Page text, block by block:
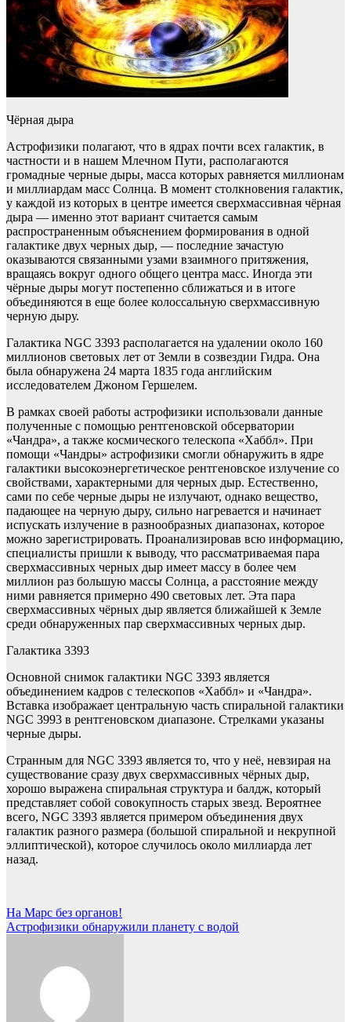
Чёрная дыра
Астрофизики полагают, что в ядрах почти всех галактик, в
частности и в нашем Млечном Пути, располагаются
громадные черные дыры, масса которых равняется миллионам
и миллиардам масс Солнца. В момент столкновения галактик,
у каждой из которых в центре имеется сверхмассивная чёрная
дыра — именно этот вариант считается самым
распространенным объяснением формирования в одной
галактике двух черных дыр, — последние зачастую
оказываются связанными узами взаимного притяжения,
вращаясь вокруг одного общего центра масс. Иногда эти
чёрные дыры могут постепенно сближаться и в итоге
объединяются в еще более колоссальную сверхмассивную
черную дыру.
Галактика NGC 3393 располагается на удалении около 160
миллионов световых лет от Земли в созвездии Гидра. Она
была обнаружена 24 марта 1835 года английским
исследователем Джоном Гершелем.
В рамках своей работы астрофизики использовали данные
полученные с помощью рентгеновской обсерватории
«Чандра», а также космического телескопа «Хаббл». При
помощи «Чандры» астрофизики смогли обнаружить в ядре
галактики высокоэнергетическое рентгеновское излучение со
свойствами, характерными для черных дыр. Естественно,
сами по себе черные дыры не излучают, однако вещество,
падающее на черную дыру, сильно нагревается и начинает
испускать излучение в разнообразных диапазонах, которое
можно зарегистрировать. Проанализировав всю информацию,
специалисты пришли к выводу, что рассматриваемая пара
сверхмассивных черных дыр имеет массу в более чем
миллион раз большую массы Солнца, а расстояние между
ними равняется примерно 490 световых лет. Эта пара
сверхмассивных чёрных дыр является ближайшей к Земле
среди обнаруженных пар сверхмассивных черных дыр.
Галактика 3393
Основной снимок галактики NGC 3393 является
объединением кадров с телескопов «Хаббл» и «Чандра».
Вставка изображает центральную часть спиральной галактики
NGC 3993 в рентгеновском диапазоне. Стрелками указаны
черные дыры.
Странным для NGC 3393 является то, что у неё, невзирая на
существование сразу двух сверхмассивных чёрных дыр,
хорошо выражена спиральная структура и балдж, который
представляет собой совокупность старых звезд. Вероятнее
всего, NGC 3393 является примером объединения двух
галактик разного размера (большой спиральной и некрупной
эллиптической), которое случилось около миллиарда лет
назад.
Навигация
по
На Марс без органов!
Астрофизики обнаружили планету с водой